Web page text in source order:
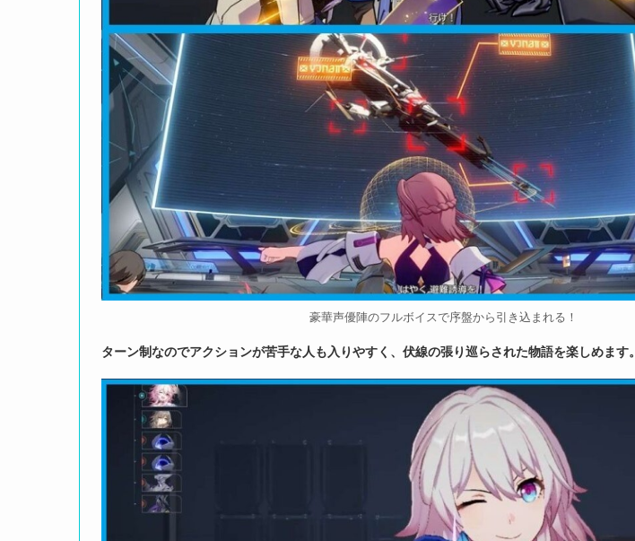
豪華声優陣のフルボイスで序盤から引き込まれる！
ターン制なのでアクションが苦手な人も入りやすく、伏線の張り巡らされた物語を楽しめます。